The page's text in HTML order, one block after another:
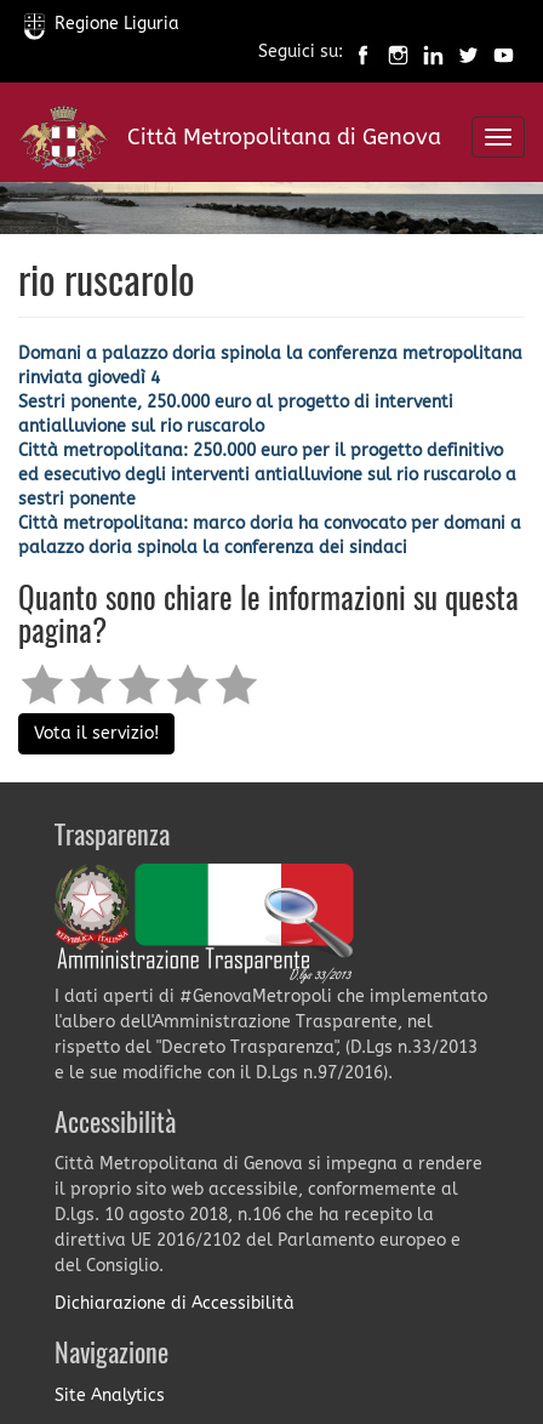
Salta
contenuto
principale
Regione Liguria
Seguici su:
Città Metropolitana di Genova
rio ruscarolo
Domani a palazzo doria spinola la conferenza metropolitana
rinviata giovedì 4
Sestri ponente, 250.000 euro al progetto di interventi
antialluvione sul rio ruscarolo
Città metropolitana: 250.000 euro per il progetto definitivo
ed esecutivo degli interventi antialluvione sul rio ruscarolo a
sestri ponente
Città metropolitana: marco doria ha convocato per domani a
palazzo doria spinola la conferenza dei sindaci
Quanto sono chiare le informazioni su questa
pagina?
Vota il servizio!
Trasparenza
I dati aperti di #GenovaMetropoli che implementato
l'albero dell'Amministrazione Trasparente, nel
rispetto del "Decreto Trasparenza", (D.Lgs n.33/2013
e le sue modifiche con il D.Lgs n.97/2016).
Accessibilità
Città Metropolitana di Genova si impegna a rendere
il proprio sito web accessibile, conformemente al
D.lgs. 10 agosto 2018, n.106 che ha recepito la
direttiva UE 2016/2102 del Parlamento europeo e
del Consiglio.
Dichiarazione di Accessibilità
Navigazione
Site Analytics